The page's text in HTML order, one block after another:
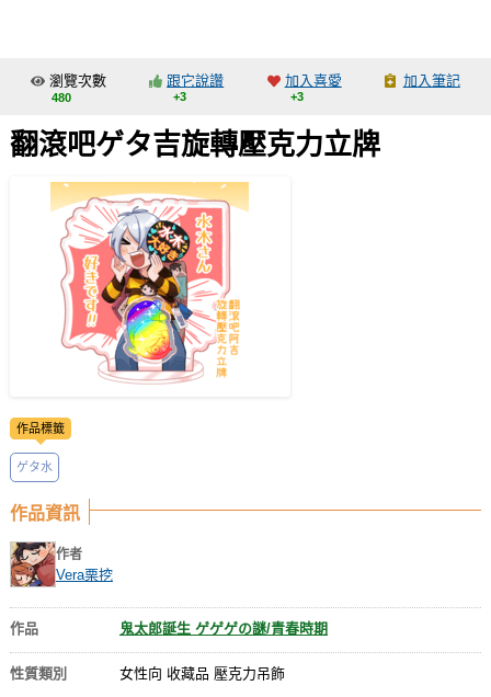
交流中心
攤位轉讓區
會員中心
註冊會員
登入
瀏覽次數
480
跟它說讚
+3
加入喜愛
+3
加入筆記
翻滾吧ゲタ吉旋轉壓克力立牌
作品標籤
ゲタ水
作品資訊
作者
Vera栗挖
作品 鬼太郎誕生 ゲゲゲの謎/青春時期
性質類別 女性向 收藏品 壓克力吊飾